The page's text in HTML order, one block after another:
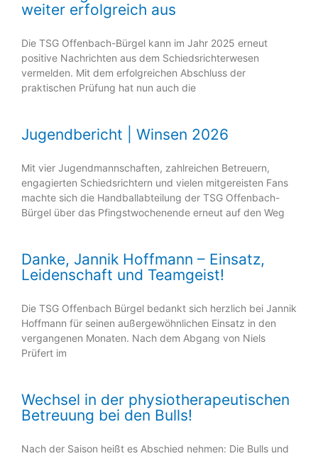
weiter erfolgreich aus
Die TSG Offenbach-Bürgel kann im Jahr 2025 erneut
positive Nachrichten aus dem Schiedsrichterwesen
vermelden. Mit dem erfolgreichen Abschluss der
praktischen Prüfung hat nun auch die
Jugendbericht | Winsen 2026
Mit vier Jugendmannschaften, zahlreichen Betreuern,
engagierten Schiedsrichtern und vielen mitgereisten Fans
machte sich die Handballabteilung der TSG Offenbach-
Bürgel über das Pfingstwochenende erneut auf den Weg
Danke, Jannik Hoffmann – Einsatz,
Leidenschaft und Teamgeist!
Die TSG Offenbach Bürgel bedankt sich herzlich bei Jannik
Hoffmann für seinen außergewöhnlichen Einsatz in den
vergangenen Monaten. Nach dem Abgang von Niels
Prüfert im
Wechsel in der physiotherapeutischen
Betreuung bei den Bulls!
Nach der Saison heißt es Abschied nehmen: Die Bulls und